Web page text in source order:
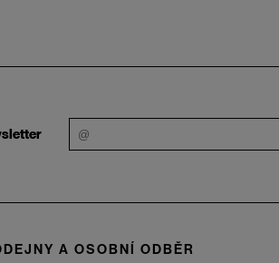
A OSOBNÍ ODBĚR